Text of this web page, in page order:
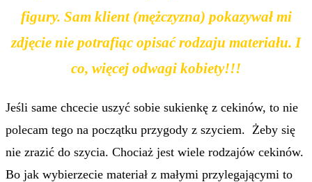
figury. Sam klient (mężczyzna) pokazywał mi
zdjęcie nie potrafiąc opisać rodzaju materiału. I
co, więcej odwagi kobiety!!!
Jeśli same chcecie uszyć sobie sukienkę z cekinów, to nie
polecam tego na początku przygody z szyciem. Żeby się
nie zrazić do szycia. Chociaż jest wiele rodzajów cekinów.
Bo jak wybierzecie materiał z małymi przylegającymi to